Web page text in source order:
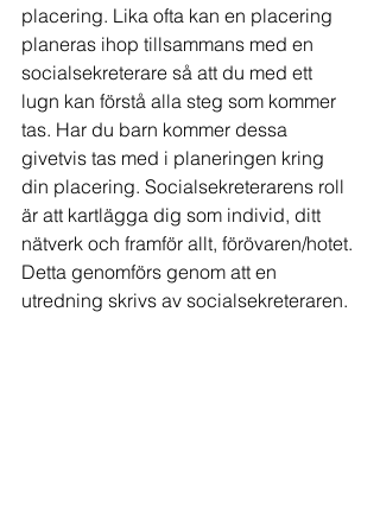
placering. Lika ofta kan en placering
planeras ihop tillsammans med en
socialsekreterare så att du med ett
lugn kan förstå alla steg som kommer
tas. Har du barn kommer dessa
givetvis tas med i planeringen kring
din placering. Socialsekreterarens roll
är att kartlägga dig som individ, ditt
nätverk och framför allt, förövaren/hotet.
Detta genomförs genom att en
utredning skrivs av socialsekreteraren.